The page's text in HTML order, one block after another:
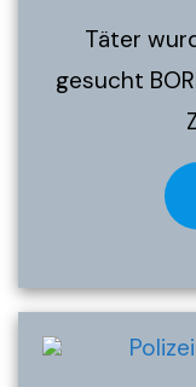
Täter
gesucht